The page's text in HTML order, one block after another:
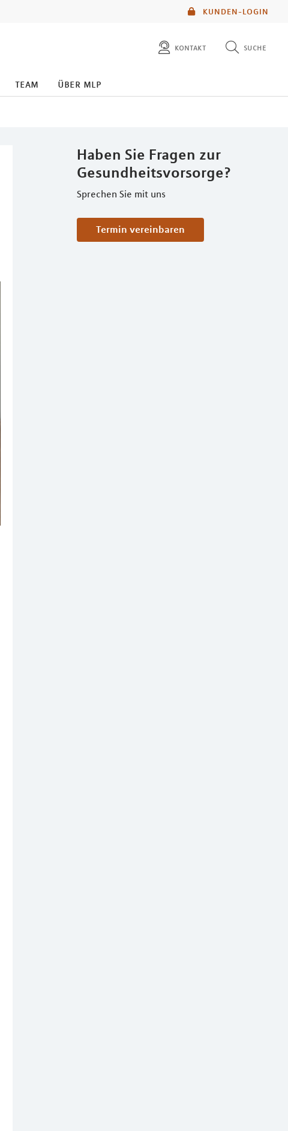
KUNDEN-LOGIN
kontakt suche
team über mlp
Haben Sie Fragen zur
Gesundheitsvorsorge?
Sprechen Sie mit uns
Termin vereinbaren